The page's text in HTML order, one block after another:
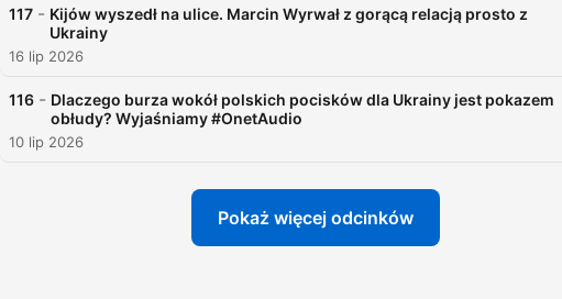
117 - Kijów wyszedł na ulice. Marcin Wyrwał z gorącą relacją prosto z
Ukrainy
16 lip 2026
116 - Dlaczego burza wokół polskich pocisków dla Ukrainy jest pokazem
obłudy? Wyjaśniamy #OnetAudio
10 lip 2026
Pokaż więcej odcinków